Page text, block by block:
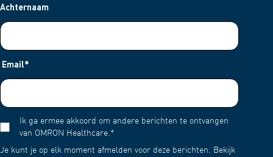
Achternaam
Email*
Ik ga ermee akkoord om andere berichten te ontvangen
van OMRON Healthcare. *
Je kunt je op elk moment afmelden voor deze berichten. Bekijk